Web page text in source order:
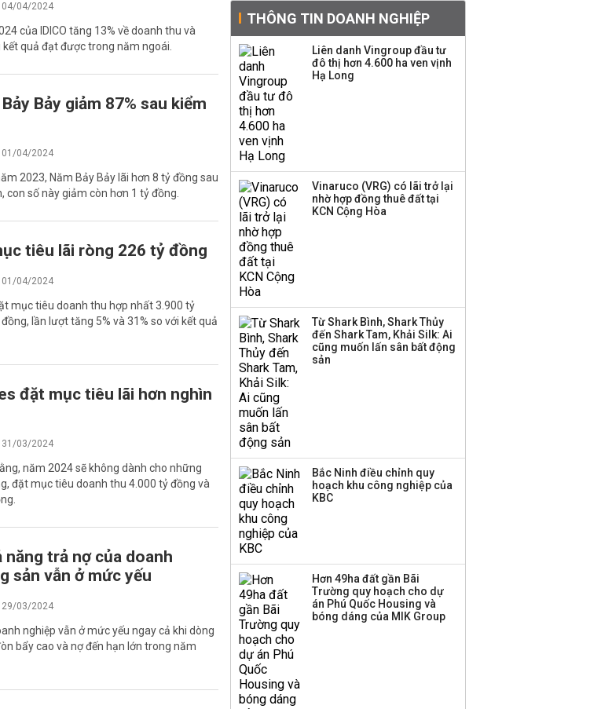
04/04/2024
của IDICO tăng 13% về doanh thu và
kết quả đạt được trong năm ngoái.
Bảy giảm 87% sau kiểm
01/04/2024
2023, Năm Bảy Bảy lãi hơn 8 tỷ đồng sau
con số này giảm còn hơn 1 tỷ đồng.
tiêu lãi ròng 226 tỷ đồng
01/04/2024
mục tiêu doanh thu hợp nhất 3.900 tỷ
lần lượt tăng 5% và 31% so với kết quả
đặt mục tiêu lãi hơn nghìn
31/03/2024
năm 2024 sẽ không dành cho những
đặt mục tiêu doanh thu 4.000 tỷ đồng và
năng trả nợ của doanh
sản vẫn ở mức yếu
29/03/2024
nghiệp vẫn ở mức yếu ngay cả khi dòng
bẩy cao và nợ đến hạn lớn trong năm
gần 500 triệu cổ phiếu,
tăng vốn lên gần
77.800 tỷ
phiếu, người làm chủ
tịch ở tuổi 27
Việt Nam muốn phát
triển quỹ hưu trí: Từ tiết
kiệm gia đình thành
THÔNG TIN DOANH NGHIỆP
Liên danh Vingroup đầu tư
đô thị hơn 4.600 ha ven vịnh
Hạ Long
Vinaruco (VRG) có lãi trở lại
nhờ hợp đồng thuê đất tại
KCN Cộng Hòa
Từ Shark Bình, Shark Thủy
đến Shark Tam, Khải Silk: Ai
cũng muốn lấn sân bất động
sản
Bắc Ninh điều chỉnh quy
hoạch khu công nghiệp của
KBC
Hơn 49ha đất gần Bãi
Trường quy hoạch cho dự
án Phú Quốc Housing và
bóng dáng của MIK Group